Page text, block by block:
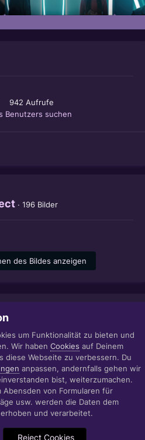
942 Aufrufe
Benutzers suchen
· 196 Bilder
des Bildes anzeigen
Impressum
IT|WEB|VIDEO|CONSULTING
Invision Community
um Funktionalität zu bieten und
Wir haben Cookies auf Deinem
diese Webseite zu verbessern. Du
anpassen, andernfalls gehen wir
bist, weiterzumachen.
Abensden von Formularen für
usw. werden die Daten dem
und verarbeitet.
Reject Cookies